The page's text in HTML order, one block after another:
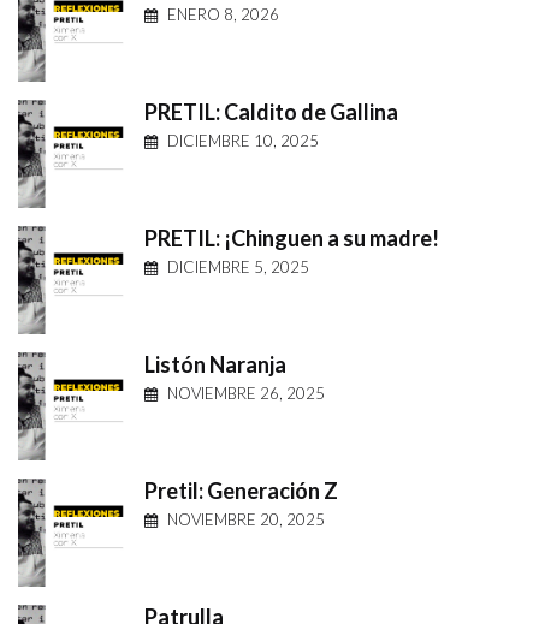
ENERO 8, 2026
PRETIL: Caldito de Gallina
DICIEMBRE 10, 2025
PRETIL: ¡Chinguen a su madre!
DICIEMBRE 5, 2025
Listón Naranja
NOVIEMBRE 26, 2025
Pretil: Generación Z
NOVIEMBRE 20, 2025
Patrulla